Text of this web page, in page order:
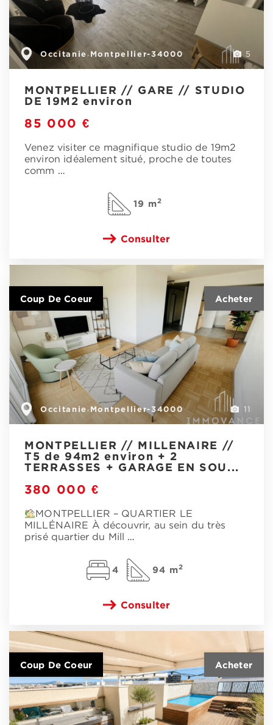
5
Occitanie , Montpellier-34000
MONTPELLIER // GARE // STUDIO
DE 19M2 environ
85 000 €
Venez visiter ce magnifique studio de 19m2
environ idéalement situé, proche de toutes
comm …
19 m2
Consulter
Occitanie , Montpellier-34000
Coup De Coeur
MONTPELLIER // MILLENAIRE //
T5 de 94m2 environ + 2
TERRASSES + GARAGE EN SOU...
380 000 €
MONTPELLIER – QUARTIER LE
MILLÉNAIRE À découvrir, au sein du très
prisé quartier du Mill …
4 94 m2
Consulter
Coup De Coeur